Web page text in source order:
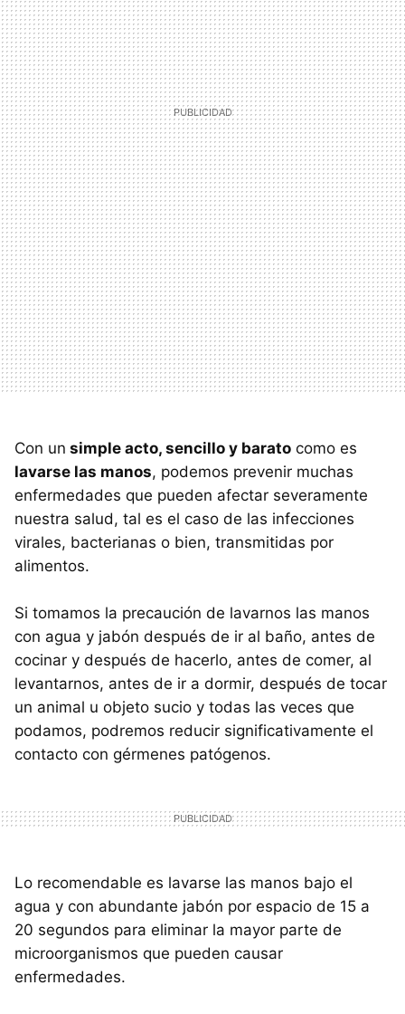
Con un simple acto, sencillo y barato como es
lavarse las manos, podemos prevenir muchas
enfermedades que pueden afectar severamente
nuestra salud, tal es el caso de las infecciones
virales, bacterianas o bien, transmitidas por
alimentos.
Si tomamos la precaución de lavarnos las manos
con agua y jabón después de ir al baño, antes de
cocinar y después de hacerlo, antes de comer, al
levantarnos, antes de ir a dormir, después de tocar
un animal u objeto sucio y todas las veces que
podamos, podremos reducir significativamente el
contacto con gérmenes patógenos.
Lo recomendable es lavarse las manos bajo el
agua y con abundante jabón por espacio de 15 a
20 segundos para eliminar la mayor parte de
microorganismos que pueden causar
enfermedades.